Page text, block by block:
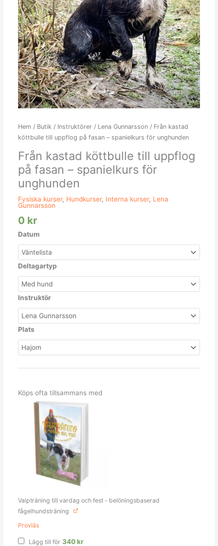
Hem / Butik/ Instruktörer/ Lena Gunnarsson/ Från kastad
köttbulle till uppflog på fasan – spanielkurs för unghunden
Från kastad köttbulle till uppflog
på fasan – spanielkurs för
unghunden
Fysiska kurser, Hundkurser, Interna kurser, Lena
Gunnarsson
0 kr
Datum
Deltagartyp
Instruktör
Plats
Köps ofta tillsammans med
Valpträning till vardag och fest - belöningsbaserad
fågelhundsträning
Provläs
Lägg till för 340kr
mängd